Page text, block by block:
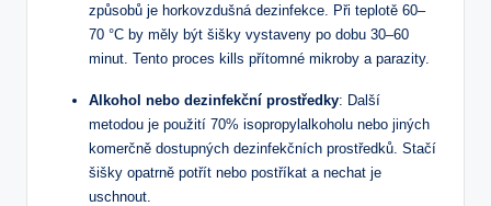
způsobů je horkovzdušná dezinfekce. Při teplotě 60–
70 °C by měly být šišky vystaveny po dobu 30–60
minut. Tento proces kills přítomné mikroby a parazity.
Alkohol nebo dezinfekční prostředky: Další
metodou je použití 70% isopropylalkoholu nebo jiných
komerčně dostupných dezinfekčních prostředků. Stačí
šišky opatrně potřít nebo postříkat a nechat je
uschnout.